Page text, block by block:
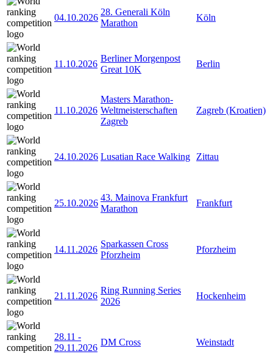
04.10.2026
28. Generali Köln
Marathon
Köln
11.10.2026
Berliner Morgenpost
Great 10K
Berlin
11.10.2026
Masters Marathon-
Weltmeisterschaften
Zagreb
Zagreb (Kroatien)
24.10.2026 Lusatian Race Walking Zittau
25.10.2026
43. Mainova Frankfurt
Marathon
Frankfurt
14.11.2026
Sparkassen Cross
Pforzheim
Pforzheim
21.11.2026
Ring Running Series
2026
Hockenheim
28.11 -
29.11.2026
DM Cross Weinstadt